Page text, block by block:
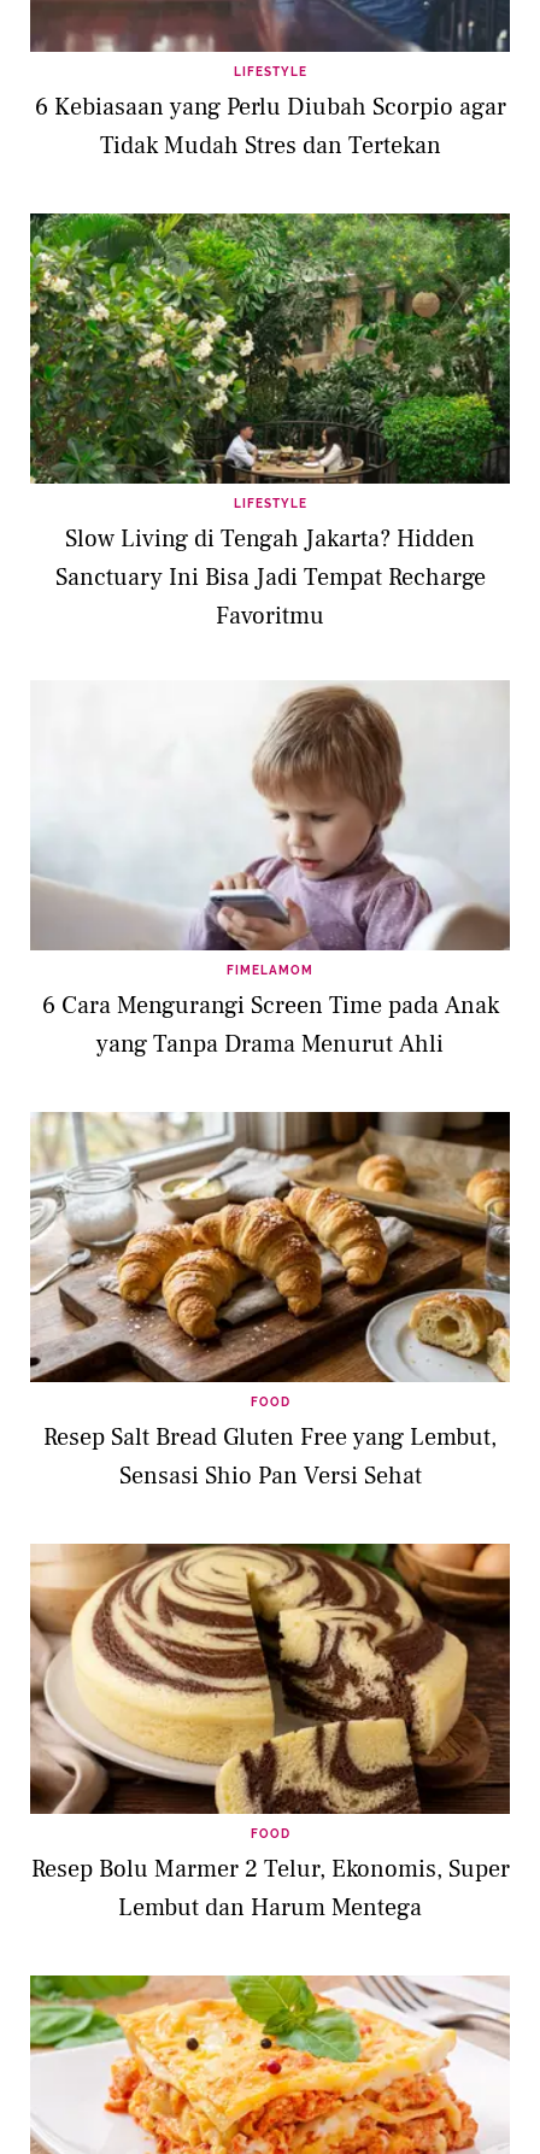
LIFESTYLE
6 Kebiasaan yang Perlu Diubah Scorpio agar
Tidak Mudah Stres dan Tertekan
LIFESTYLE
Slow Living di Tengah Jakarta? Hidden
Sanctuary Ini Bisa Jadi Tempat Recharge
Favoritmu
FIMELAMOM
6 Cara Mengurangi Screen Time pada Anak
yang Tanpa Drama Menurut Ahli
FOOD
Resep Salt Bread Gluten Free yang Lembut,
Sensasi Shio Pan Versi Sehat
FOOD
Resep Bolu Marmer 2 Telur, Ekonomis, Super
Lembut dan Harum Mentega